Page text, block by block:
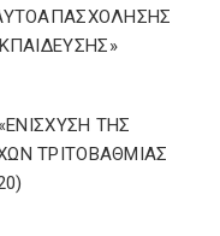
ΤΗΣ
ΤΡΙΤΟΒΑΘΜΙΑΣ